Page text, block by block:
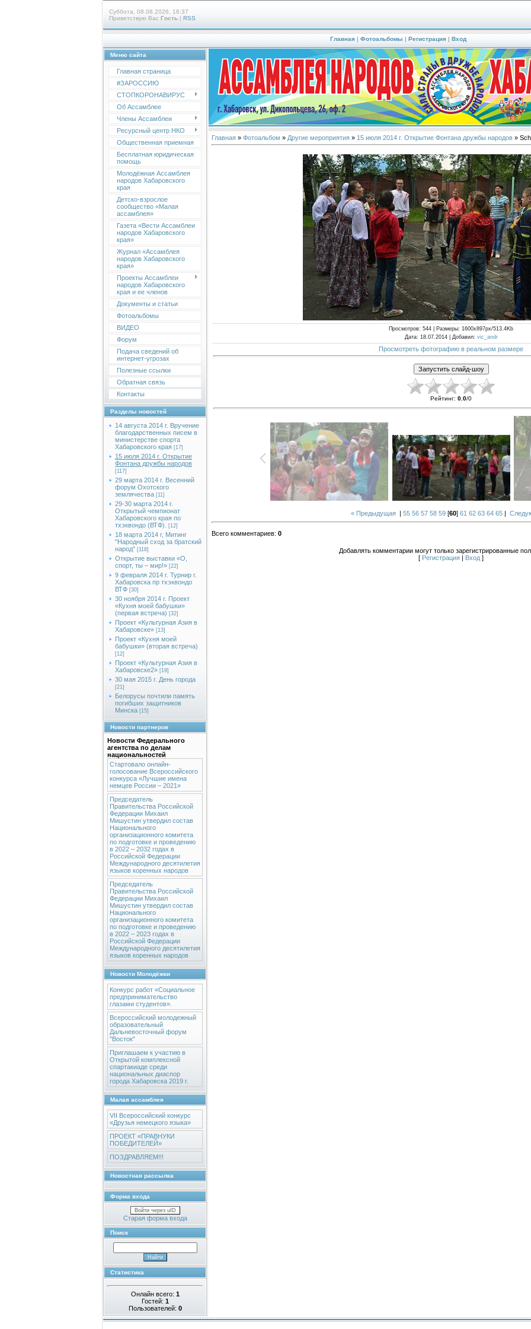
Суббота, 08.08.2026, 16:37
Приветствую Вас Гость | RSS
Главная | Фотоальбомы | Регистрация | Вход
Меню сайта
Главная страница
#ЗАРОССИЮ
СТОПКОРОНАВИРУС
Об Ассамблее
Члены Ассамблеи
Ресурсный центр НКО
Общественная приемная
Бесплатная юридическая
помощь
Молодёжная Ассамблея
народов Хабаровского
края
Детско-взрослое
сообщество «Малая
ассамблея»
Газета «Вести Ассамблеи
народов Хабаровского
края»
Журнал «Ассамблея
народов Хабаровского
края»
Проекты Ассамблеи
народов Хабаровского
края и ее членов
Документы и статьи
Фотоальбомы
ВИДЕО
Форум
Подача сведений об
интернет-угрозах
Полезные ссылки
Обратная связь
Контакты
Разделы новостей
14 августа 2014 г. Вручение
благодарственных писем в
министерстве спорта
Хабаровского края [17]
15 июля 2014 г. Открытие
Фонтана дружбы народов
[117]
29 марта 2014 г. Весенний
форум Охотского
землячества [11]
29-30 марта 2014 г.
Открытый чемпионат
Хабаровского края по
тхэквондо (ВТФ).
[12]
18 марта 2014 г, Митинг
"Народный сход за братский
народ" [118]
Открытие выставки «О,
спорт, ты – мир!» [22]
9 февраля 2014 г. Турнир г.
Хабаровска пр тхэквондо
ВТФ [30]
30 ноября 2014 г. Проект
«Кухня моей бабушки»
(первая встреча) [32]
Проект «Культурная Азия в
Хабаровске» [13]
Проект «Кухня моей
бабушки» (вторая встреча)
[12]
Проект «Культурная Азия в
Хабаровске2» [19]
30 мая 2015 г. День города
[21]
Белорусы почтили память
погибших защитников
Минска [15]
Новости партнеров
Новости Федерального
агентства по делам
национальностей
Стартовало онлайн-
голосование Всероссийского
конкурса «Лучшие имена
немцев России – 2021»
Председатель
Правительства Российской
Федерации Михаил
Мишустин утвердил состав
Национального
организационного комитета
по подготовке и проведению
в 2022 – 2032 годах в
Российской Федерации
Международного десятилетия
языков коренных народов
Председатель
Правительства Российской
Федерации Михаил
Мишустин утвердил состав
Национального
организационного комитета
по подготовке и проведению
в 2022 – 2023 годах в
Российской Федерации
Международного десятилетия
языков коренных народов
Новости Молодёжки
Конкурс работ «Социальное
предпринимательство
глазами студентов».
Всероссийский молодежный
образовательный
Дальневосточный форум
"Восток"
Приглашаем к участию в
Открытой комплексной
спартакиаде среди
национальных диаспор
города Хабаровска 2019 г.
Малая ассамблея
VII Всероссийский конкурс
«Друзья немецкого языка»
ПРОЕКТ «ПРАВНУКИ
ПОБЕДИТЕЛЕЙ»
ПОЗДРАВЛЯЕМ!!!
Новостная рассылка
Форма входа
Войти через uID
Старая форма входа
Поиск
Статистика
Онлайн всего: 1
Гостей: 1
Пользователей: 0
Главная » Фотоальбом » Другие мероприятия » 15 июля 2014 г. Открытие Фонтана дружбы народов »
Просмотров: 544 | Размеры: 1600x897px/513.4Kb
Дата: 18.07.2014 | Добавил: vic_andr
Просмотреть фотографию в реальном размере
Рейтинг: 0.0/0
« Предыдущая | 55 56 57 58 59 [60] 61 62 63 64 65 |
Всего комментариев: 0
Добавлять комментарии могут только зарегистрированные
[ Регистрация Вход ]